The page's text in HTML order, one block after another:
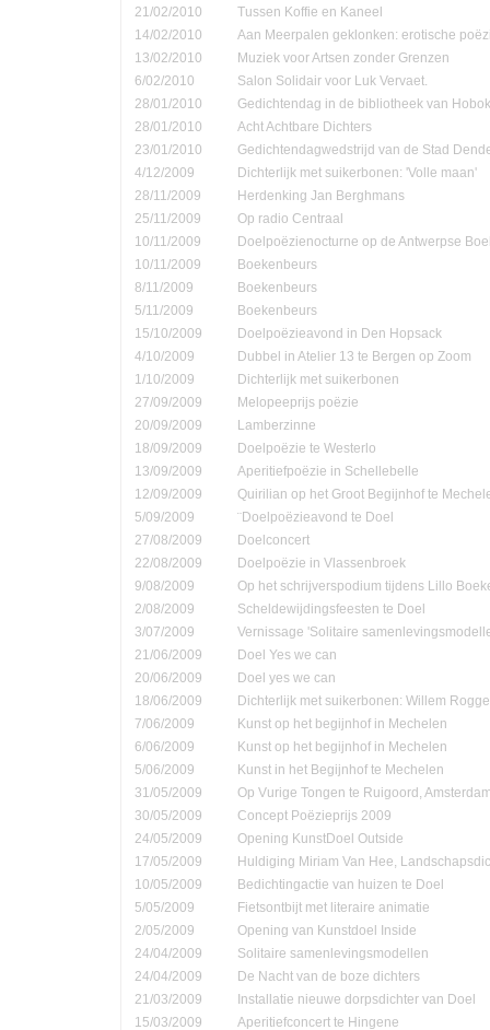
21/02/2010
Tussen Koffie en Kaneel
14/02/2010
Aan Meerpalen geklonken: erotische
13/02/2010
Muziek voor Artsen zonder Grenzen
6/02/2010
Salon Solidair voor Luk Vervaet.
28/01/2010
Gedichtendag in de bibliotheek van
28/01/2010
Acht Achtbare Dichters
23/01/2010
Gedichtendagwedstrijd van de Stad
4/12/2009
Dichterlijk met suikerbonen: 'Volle maan'
28/11/2009
Herdenking Jan Berghmans
25/11/2009
Op radio Centraal
10/11/2009
Doelpoëzienocturne op de Antwerpse
10/11/2009
Boekenbeurs
8/11/2009
Boekenbeurs
5/11/2009
Boekenbeurs
15/10/2009
Doelpoëzieavond in Den Hopsack
4/10/2009
Dubbel in Atelier 13 te Bergen op Zoom
1/10/2009
Dichterlijk met suikerbonen
27/09/2009
Melopeeprijs poëzie
20/09/2009
Lamberzinne
18/09/2009
Doelpoëzie te Westerlo
13/09/2009
Aperitiefpoëzie in Schellebelle
12/09/2009
Quirilian op het Groot Begijnhof te
5/09/2009
¨Doelpoëzieavond te Doel
27/08/2009
Doelconcert
22/08/2009
Doelpoëzie in Vlassenbroek
9/08/2009
Op het schrijverspodium tijdens Lillo
2/08/2009
Scheldewijdingsfeesten te Doel
3/07/2009
Vernissage 'Solitaire
21/06/2009
Doel Yes we can
20/06/2009
Doel yes we can
18/06/2009
Dichterlijk met suikerbonen: Willem
7/06/2009
Kunst op het begijnhof in Mechelen
6/06/2009
Kunst op het begijnhof in Mechelen
5/06/2009
Kunst in het Begijnhof te Mechelen
31/05/2009
Op Vurige Tongen te Ruigoord,
30/05/2009
Concept Poëzieprijs 2009
24/05/2009
Opening KunstDoel Outside
17/05/2009
Huldiging Miriam Van Hee,
10/05/2009
Bedichtingactie van huizen te Doel
5/05/2009
Fietsontbijt met literaire animatie
2/05/2009
Opening van Kunstdoel Inside
24/04/2009
Solitaire samenlevingsmodellen
24/04/2009
De Nacht van de boze dichters
21/03/2009
Installatie nieuwe dorpsdichter van Doel
15/03/2009
Aperitiefconcert te Hingene